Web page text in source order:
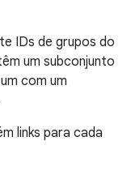
IDs de grupos do
um subconjunto
com um
links para cada